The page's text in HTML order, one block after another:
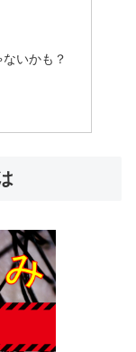
いかも？